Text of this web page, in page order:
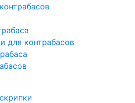
для контрабасов